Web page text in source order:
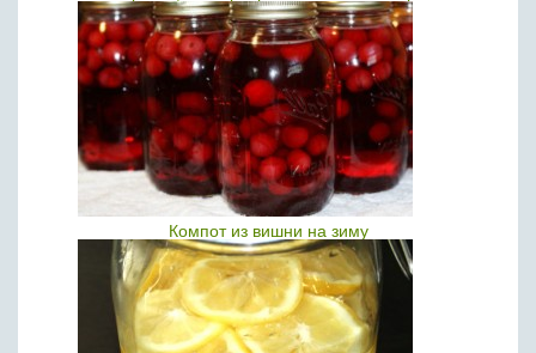
Компот из вишни на зиму